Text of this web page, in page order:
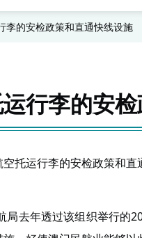
李的安检政策和直通快线设施
行李的安
托运行李的安检政策和
去年透过该组织举行